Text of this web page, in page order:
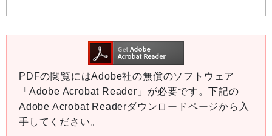
PDFの閲覧にはAdobe社の無償のソフトウェア
「Adobe Acrobat Reader」が必要です。下記の
Adobe Acrobat Readerダウンロードページから入
手してください。